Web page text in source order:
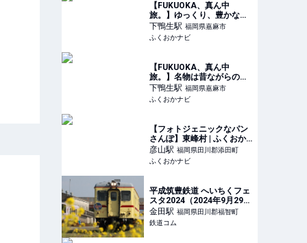
【FUKUOKA、真ん中
旅。】ゆっくり、豊かな時
間が過ごせるクラシックな
喫茶店 「おだ珈琲」 | ふく
おかナビ
下鴨生駅 福岡県嘉麻市
ふくおかナビ
【FUKUOKA、真ん中
旅。】名物は昔ながらのち
ゃんぽん。やさしい味わい
にお腹も心も大満足！「お
食事処 味よし」 | ふくおか
下鴨生駅 福岡県嘉麻市
ふくおかナビ
【フォトジェニックなパン
さんぽ】東峰村 | ふくおか
ナビ
彦山駅 福岡県田川郡添田町
ふくおかナビ
平成筑豊鉄道 へいちくフェ
スタ2024（2024年9月29
日） - 鉄道コム
金田駅 福岡県田川郡福智町
鉄道コム